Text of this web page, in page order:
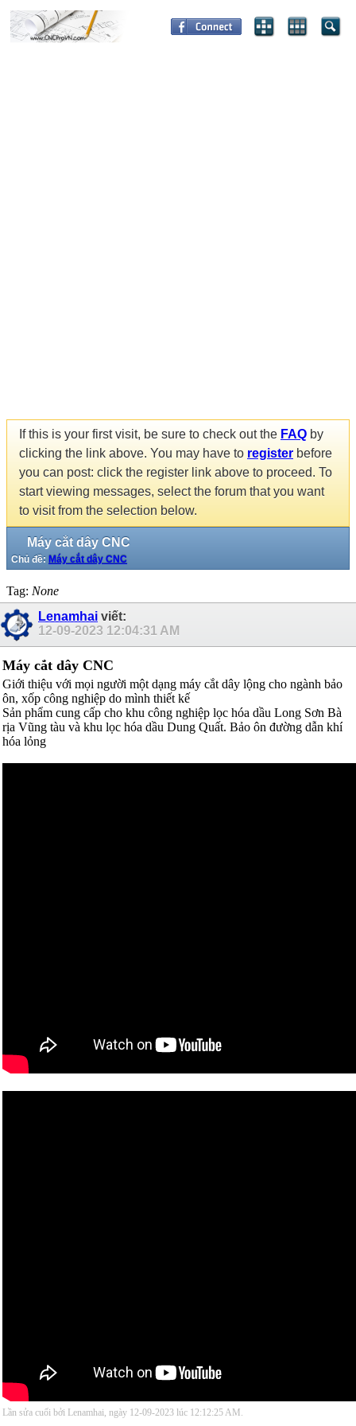
If this is your first visit, be sure to check out the FAQ by
clicking the link above. You may have to register before
you can post: click the register link above to proceed. To
start viewing messages, select the forum that you want
to visit from the selection below.
Máy cắt dây CNC
Chủ đề: Máy cắt dây CNC
Tag: None
Lenamhai viết:
12-09-2023 12:04:31 AM
Máy cắt dây CNC
Giới thiệu với mọi người một dạng máy cắt dây lộng cho ngành bảo
ôn, xốp công nghiệp do mình thiết kế
Sản phẩm cung cấp cho khu công nghiệp lọc hóa dầu Long Sơn Bà
rịa Vũng tàu và khu lọc hóa dầu Dung Quất. Bảo ôn đường dẫn khí
hóa lỏng
Lần sửa cuối bởi Lenamhai, ngày 12-09-2023 lúc 12:12:25 AM .